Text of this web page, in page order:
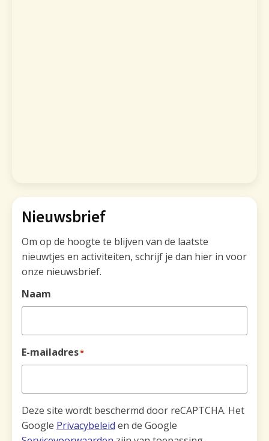
Nieuwsbrief
Om op de hoogte te blijven van de laatste
nieuwtjes en activiteiten, schrijf je dan hier in voor
onze nieuwsbrief.
Naam
E-mailadres*
Deze site wordt beschermd door reCAPTCHA. Het
Google Privacybeleid en de Google